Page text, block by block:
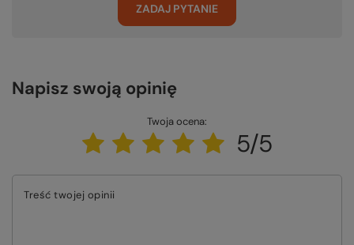
ZADAJ PYTANIE
Napisz swoją opinię
Twoja ocena:
5/5
Treść twojej opinii